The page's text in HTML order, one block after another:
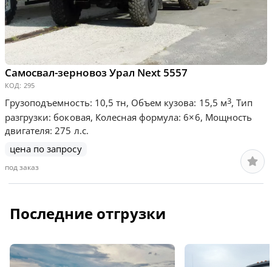
Самосвал-зерновоз Урал Next 5557
КОД: 295
Грузоподъемность: 10,5 тн, Объем кузова: 15,5 м3, Тип
разгрузки: боковая, Колесная формула: 6×6, Мощность
двигателя: 275 л.с.
цена по запросу
под заказ
Последние отгрузки